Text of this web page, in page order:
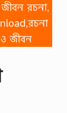
রচনা,
জীবন